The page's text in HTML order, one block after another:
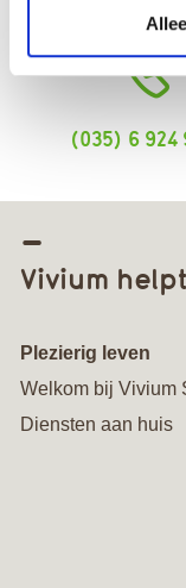
(035) 6 924
Vivium
Plezierig leven
Welkom bij Vivium
Diensten aan huis